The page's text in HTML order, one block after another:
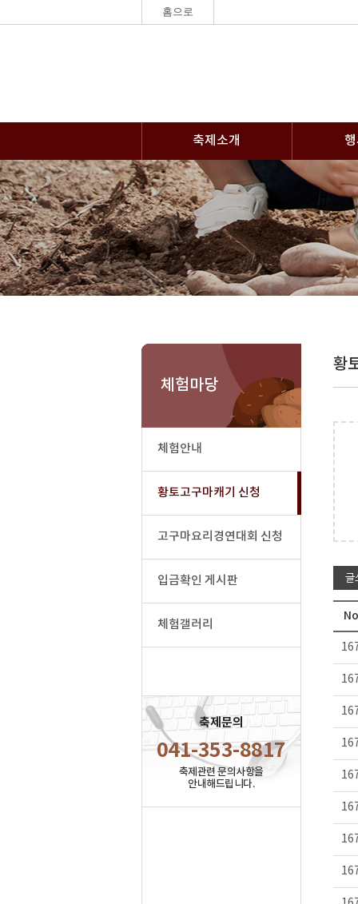
홈으로
축제소개
체험마당
체험안내
황토고구마캐기 신청
고구마요리경연대회 신청
입금확인 게시판
체험갤러리
축제문의
041-353-8817
축제관련 문의사항을
안내해드립니다.
황
글